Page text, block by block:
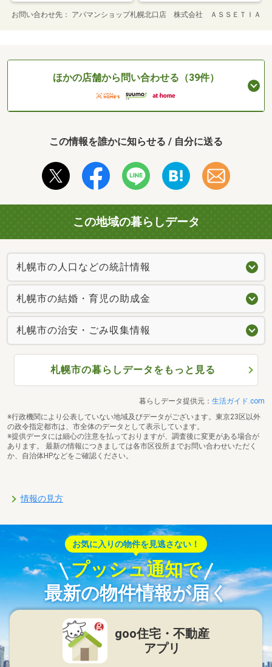
お問い合わせ先 アパマンショップ札幌北口店 株式会社 ＡＳＳＥＴＩＡ
ほかの店舗から問い合わせる（39件）
この情報を誰かに知らせる / 自分に送る
この地域の暮らしデータ
札幌市の人口などの統計情報
札幌市の結婚・育児の助成金
札幌市の治安・ごみ収集情報
札幌市の暮らしデータをもっと見る
暮らしデータ提供元： 生活ガイド.com
※行政機関により公表していない地域及びデータがございます。東京23区以外
の政令指定都市は、市全体のデータとして表示しています。
※提供データには細心の注意を払っておりますが、調査後に変更がある場合が
あります。 最新の情報につきましては各市区役所までお問い合わせいただく
か、自治体HPなどをご確認ください。
情報の見方
お気に入りの物件を見逃さない！
プッシュ通知で
最新の物件情報が届く
goo住宅・不動産
アプリ